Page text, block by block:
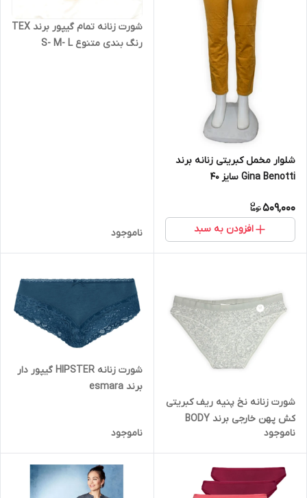
شلوار مخمل کبریتی زنانه برند
Gina Benotti سایز 40
509,000
افزودن به سبد
شورت زنانه تمام گیپور برند TEX
رنگ بندی متنوع S- M- L
ناموجود
شورت زنانه نخ پنیه ریف کبریتی
کش پهن خارجی برند BODY
ناموجود
شورت زنانه HIPSTER گیپور دار
برند esmara
ناموجود